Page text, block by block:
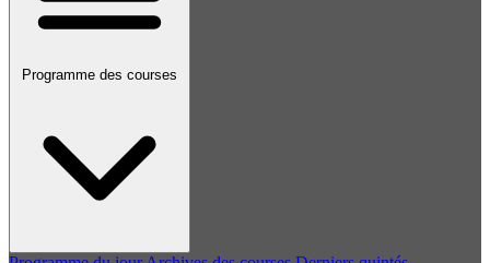
Programme des courses